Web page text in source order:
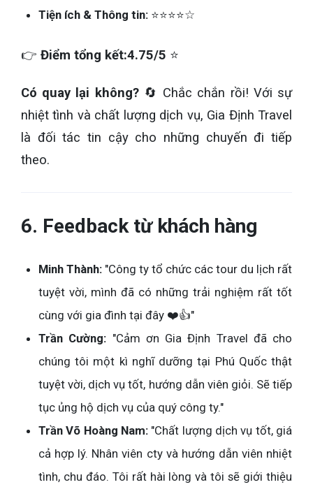
Tiện ích & Thông tin: ⭐⭐⭐⭐☆
👉 Điểm tổng kết:4.75/5 ⭐
Có quay lại không?🔄 Chắc chắn rồi! Với sự
nhiệt tình và chất lượng dịch vụ, Gia Định Travel
là đối tác tin cậy cho những chuyến đi tiếp
theo.
6. Feedback từ khách hàng
Minh Thành: "Công ty tổ chức các tour du lịch rất
tuyệt vời, mình đã có những trải nghiệm rất tốt
cùng với gia đình tại đây ❤️👍"
Trần Cường: "Cảm ơn Gia Định Travel đã cho
chúng tôi một kì nghĩ dưỡng tại Phú Quốc thật
tuyệt vời, dịch vụ tốt, hướng dẫn viên giỏi. Sẽ tiếp
tục ủng hộ dịch vụ của quý công ty."
Trần Võ Hoàng Nam: "Chất lượng dịch vụ tốt, giá
cả hợp lý. Nhân viên cty và hướng dẫn viên nhiệt
tình, chu đáo. Tôi rất hài lòng và tôi sẽ giới thiệu